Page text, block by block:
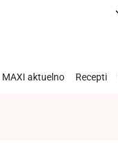
MAXI aktuelno Recepti